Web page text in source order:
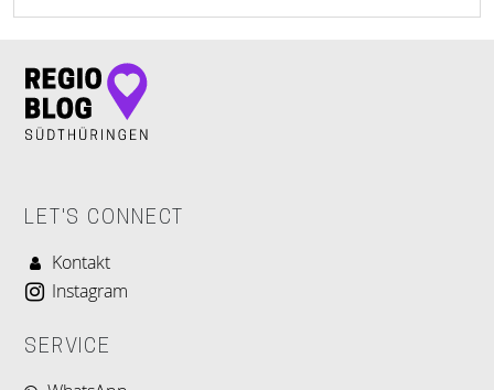
LET'S CONNECT
Kontakt
Instagram
SERVICE